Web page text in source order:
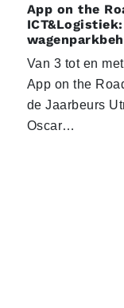
App on the
Van 3 tot en
App on the
de Jaarbeurs
Oscar…